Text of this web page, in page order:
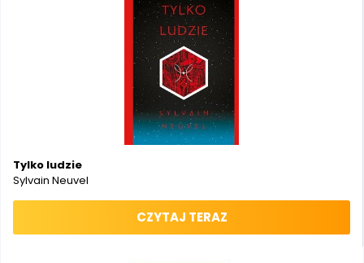
Tylko ludzie
Sylvain Neuvel
CZYTAJ TERAZ